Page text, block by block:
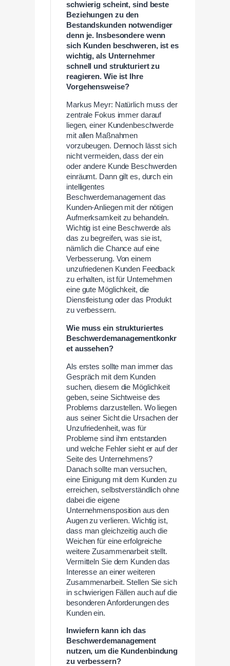
schwierig scheint, sind beste
Beziehungen zu den
Bestandskunden notwendiger
denn je. Insbesondere wenn
sich Kunden beschweren, ist es
wichtig, als Unternehmer
schnell und strukturiert zu
reagieren. Wie ist Ihre
Vorgehensweise?
Markus Meyr: Natürlich muss der
zentrale Fokus immer darauf
liegen, einer Kundenbeschwerde
mit allen Maßnahmen
vorzubeugen. Dennoch lässt sich
nicht vermeiden, dass der ein
oder andere Kunde Beschwerden
einräumt. Dann gilt es, durch ein
intelligentes
Beschwerdemanagement das
Kunden-Anliegen mit der nötigen
Aufmerksamkeit zu behandeln.
Wichtig ist eine Beschwerde als
das zu begreifen, was sie ist,
nämlich die Chance auf eine
Verbesserung. Von einem
unzufriedenen Kunden Feedback
zu erhalten, ist für Unternehmen
eine gute Möglichkeit, die
Dienstleistung oder das Produkt
zu verbessern.
Wie muss ein strukturiertes
Beschwerdemanagementkonkr
et aussehen?
Als erstes sollte man immer das
Gespräch mit dem Kunden
suchen, diesem die Möglichkeit
geben, seine Sichtweise des
Problems darzustellen. Wo liegen
aus seiner Sicht die Ursachen der
Unzufriedenheit, was für
Probleme sind ihm entstanden
und welche Fehler sieht er auf der
Seite des Unternehmens?
Danach sollte man versuchen,
eine Einigung mit dem Kunden zu
erreichen, selbstverständlich ohne
dabei die eigene
Unternehmensposition aus den
Augen zu verlieren. Wichtig ist,
dass man gleichzeitig auch die
Weichen für eine erfolgreiche
weitere Zusammenarbeit stellt.
Vermitteln Sie dem Kunden das
Interesse an einer weiteren
Zusammenarbeit. Stellen Sie sich
in schwierigen Fällen auch auf die
besonderen Anforderungen des
Kunden ein.
Inwiefern kann ich das
Beschwerdemanagement
nutzen, um die Kundenbindung
zu verbessern?